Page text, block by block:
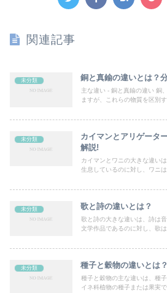
関連記事
未分類 銅と真鍮の違いとは？
主な違い - 銅と真鍮の違い 銅
ますが、これらの物質を区別
未分類
カイマンとアリゲータ
解説!
カイマンとワニの大きな違い
生息しているのに対し、ワニは
未分類 歌と詩の違いとは？
歌と詩の大きな違いは、詩は
文学作品であるのに対し、歌は
未分類 種子と穀物の違いとは
種子と穀物の主な違いは、種
イネ科植物の種子または果実で